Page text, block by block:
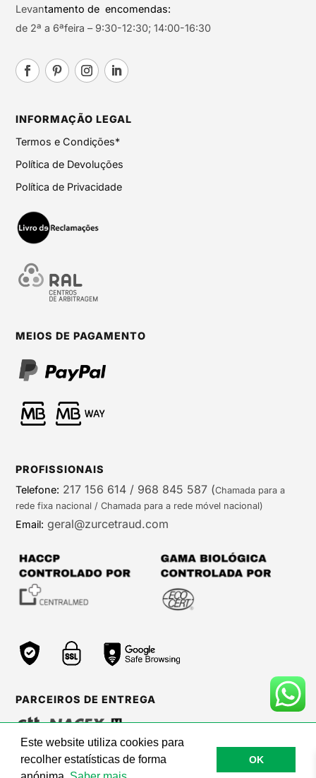
Levantamento de encomendas:
de 2ª a 6ªfeira – 9:30-12:30; 14:00-16:30
INFORMAÇÃO LEGAL
Termos e Condições*
Política de Devoluções
Política de Privacidade
MEIOS DE PAGAMENTO
PROFISSIONAIS
Telefone: 217 156 614 / 968 845 587 (Chamada para a
rede fixa nacional / Chamada para a rede móvel nacional)
Email: geral@zurcetraud.com
PARCEIROS DE ENTREGA
©Zurc Etraud |Web Care by BinaryBrigade
Este website utiliza cookies para
recolher estatísticas de forma
OK